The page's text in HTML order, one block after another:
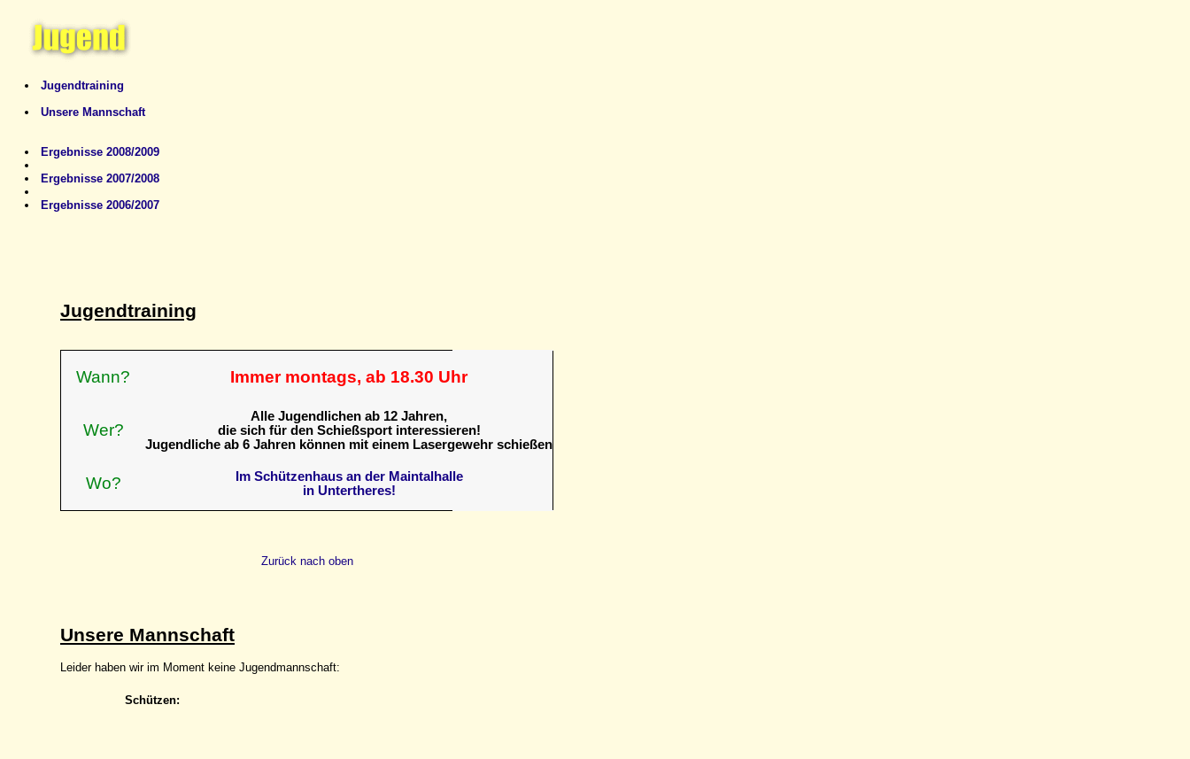
Jugendtraining
Unsere Mannschaft
Ergebnisse 2008/2009
Ergebnisse 2007/2008
Ergebnisse 2006/2007
Jugendtraining
Wann? Immer montags, ab 18.30 Uhr
Wer?
Alle Jugendlichen ab 12 Jahren,
die sich für den Schießsport interessieren!
Jugendliche ab 6 Jahren können mit einem Lasergewehr schießen
Wo?
Im Schützenhaus an der Maintalhalle
in Untertheres!
Zurück nach oben
Unsere Mannschaft
Leider haben wir im Moment keine Jugendmannschaft:
Schützen: